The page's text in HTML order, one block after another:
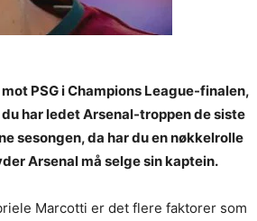
PSG i Champions League-finalen,
har ledet Arsenal-troppen de siste
sesongen, da har du en nøkkelrolle
Arsenal må selge sin kaptein.
Marcotti er det flere faktorer som